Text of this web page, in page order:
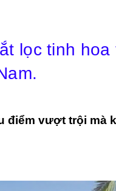
lọc tinh hoa
điểm vượt trội mà